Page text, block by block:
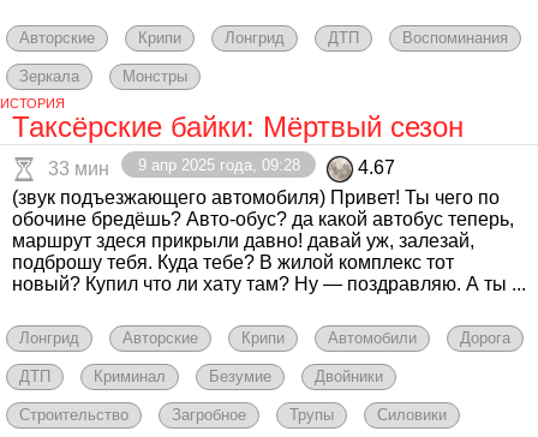
Авторские Крипи Лонгрид ДТП Воспоминания
Зеркала Монстры
ИСТОРИЯ
Таксёрские байки: Мёртвый сезон
33 мин 9 апр 2025 года, 09:28
4.67
(звук подъезжающего автомобиля) Привет! Ты чего по
обочине бредёшь? Авто-обус? да какой автобус теперь,
маршрут здеся прикрыли давно! давай уж, залезай,
подброшу тебя. Куда тебе? В жилой комплекс тот
новый? Купил что ли хату там? Ну — поздравляю. А ты ...
Лонгрид Авторские Крипи Автомобили Дорога
ДТП Криминал Безумие Двойники
Строительство Загробное Трупы Силовики